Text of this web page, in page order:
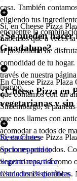
casa. También
eligiendo tus
encuentre la
Sí, en Cheese Pizza
Sabemos que a veces
la posibilidad de
comodidad de tu
través de nuestra
tiempo.
¿Se pueden hacer
Guadalupe?
En Cheese Pizza Plaza
que contamos con un
Sin embargo, si
que nos llames con
acomodar a todos de
¿Cheese Pizza en
vegetarianas y sin
Sí, en Cheese Pizza
opciones para todos.
vegetarianas, así como
restricciones dietéticas.
Restaurantes
Socio repartidor
Soporte repartidor
Ciudades Disponibles